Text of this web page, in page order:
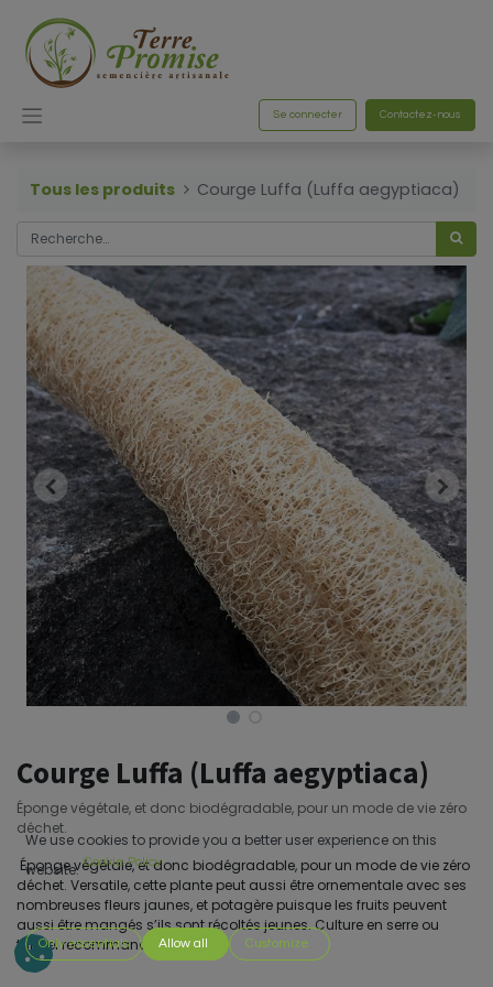
Se connecter Contactez-nous
Tous les produits Courge Luffa (Luffa aegyptiaca)
Courge Luffa (Luffa aegyptiaca)
Éponge végétale, et donc biodégradable, pour un mode de vie zéro
déchet.
Éponge végétale, et donc biodégradable, pour un mode de vie zéro
déchet. Versatile, cette plante peut aussi être ornementale avec ses
nombreuses fleurs jaunes, et potagère puisque les fruits peuvent
aussi être mangés s’ils sont récoltés jeunes. Culture en serre ou
tunnel recommandée.
We use cookies to provide you a better user experience on this
website. Cookie Policy
Only essentials Allow all Customize